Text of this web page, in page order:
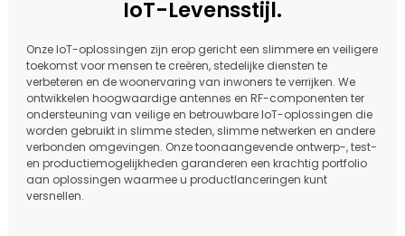
IoT-Levensstijl.
Onze IoT-oplossingen zijn erop gericht een slimmere en veiligere
toekomst voor mensen te creëren, stedelijke diensten te
verbeteren en de woonervaring van inwoners te verrijken. We
ontwikkelen hoogwaardige antennes en RF-componenten ter
ondersteuning van veilige en betrouwbare IoT-oplossingen die
worden gebruikt in slimme steden, slimme netwerken en andere
verbonden omgevingen. Onze toonaangevende ontwerp-, test-
en productiemogelijkheden garanderen een krachtig portfolio
aan oplossingen waarmee u productlanceringen kunt
versnellen.